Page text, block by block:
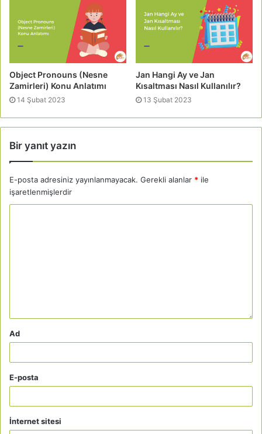
Object Pronouns (Nesne
Zamirleri) Konu Anlatımı
14 Şubat 2023
Jan Hangi Ay ve Jan
Kısaltması Nasıl Kullanılır?
13 Şubat 2023
Bir yanıt yazın
E-posta adresiniz yayınlanmayacak. Gerekli alanlar * ile
işaretlenmişlerdir
Ad
E-posta
İnternet sitesi